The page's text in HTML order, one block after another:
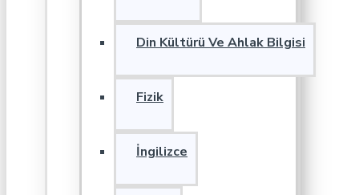
Din Kültürü Ve Ahlak Bilgisi
Fizik
İngilizce